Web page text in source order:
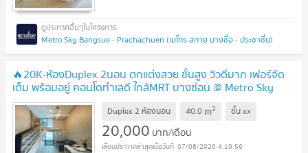
Metro Sky Bangsue - Prachachuen (เมโทร สกาย บางซื่อ - ประชาชื่น)
🔥20K-ห้องDuplex 2นอน ตกแต่งสวย ชั้นสูง วิวดีมาก เฟอร์จัด
เต็ม พร้อมอยู่ คอนโดทำเลดี ใกล้MRT บางซ่อน @ Metro Sky
Prachachuen
Duplex 2 ห้องนอน 40.0 m2 ชั้นxx
20,000 บาท/เดือน
07/08/2026 4:19:56